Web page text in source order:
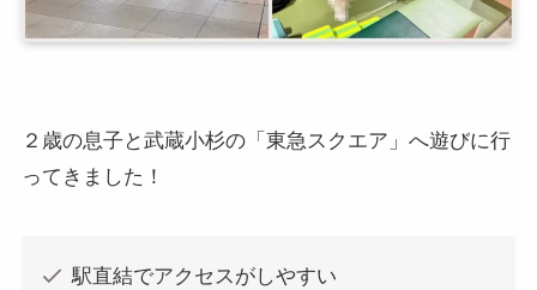
２歳の息子と武蔵小杉の「東急スクエア」へ遊びに行
ってきました！
駅直結でアクセスがしやすい